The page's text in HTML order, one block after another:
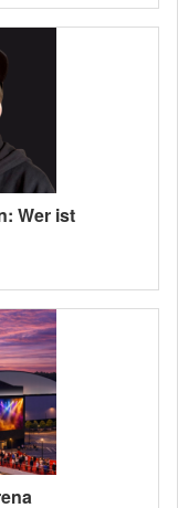
Wer ist